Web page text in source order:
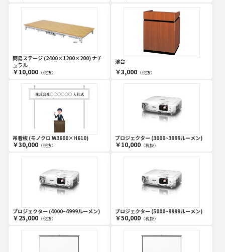
簡易ステージ (2400×1200×200) ナチ
ュラル
￥10,000（税抜）
演台
￥3,000（税抜）
吊看板 (モノクロ W3600×H610)
￥30,000（税抜）
プロジェクター (3000~3999ルーメン)
￥10,000（税抜）
プロジェクター (4000~4999ルーメン)
￥25,000（税抜）
プロジェクター (5000~9999ルーメン)
￥50,000（税抜）